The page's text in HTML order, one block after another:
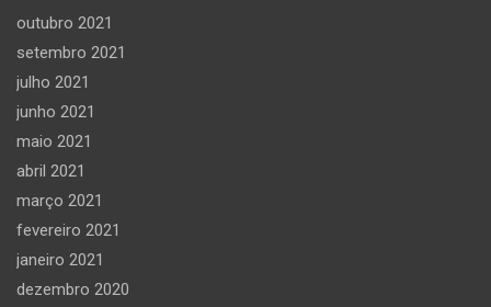
outubro 2021
setembro 2021
julho 2021
junho 2021
maio 2021
abril 2021
março 2021
fevereiro 2021
janeiro 2021
dezembro 2020